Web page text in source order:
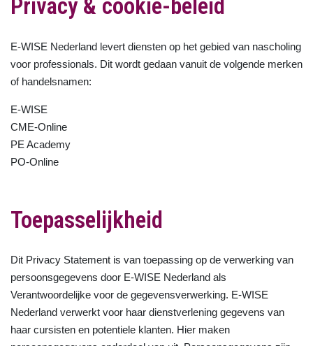
Privacy & cookie-beleid
E-WISE Nederland levert diensten op het gebied van nascholing
voor professionals. Dit wordt gedaan vanuit de volgende merken
of handelsnamen:
E-WISE
CME-Online
PE Academy
PO-Online
Toepasselijkheid
Dit Privacy Statement is van toepassing op de verwerking van
persoonsgegevens door E-WISE Nederland als
Verantwoordelijke voor de gegevensverwerking. E-WISE
Nederland verwerkt voor haar dienstverlening gegevens van
haar cursisten en potentiele klanten. Hier maken